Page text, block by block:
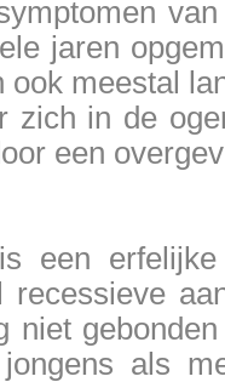
jaren
ook meestal
zich in de
een
een
recessieve
niet
als